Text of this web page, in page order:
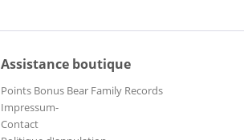
Assistance boutique
Points Bonus Bear Family Records
Impressum-
Contact